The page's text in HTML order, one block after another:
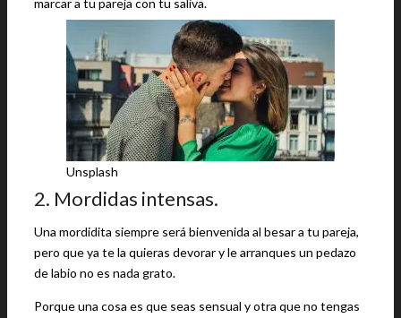
marcar a tu pareja con tu saliva.
Unsplash
2. Mordidas intensas.
Una mordidita siempre será bienvenida al besar a tu pareja,
pero que ya te la quieras devorar y le arranques un pedazo
de labio no es nada grato.
Porque una cosa es que seas sensual y otra que no tengas